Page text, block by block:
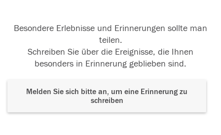
Besondere Erlebnisse und Erinnerungen sollte man
teilen.
Schreiben Sie über die Ereignisse, die Ihnen
besonders in Erinnerung geblieben sind.
Melden Sie sich bitte an, um eine Erinnerung zu
schreiben